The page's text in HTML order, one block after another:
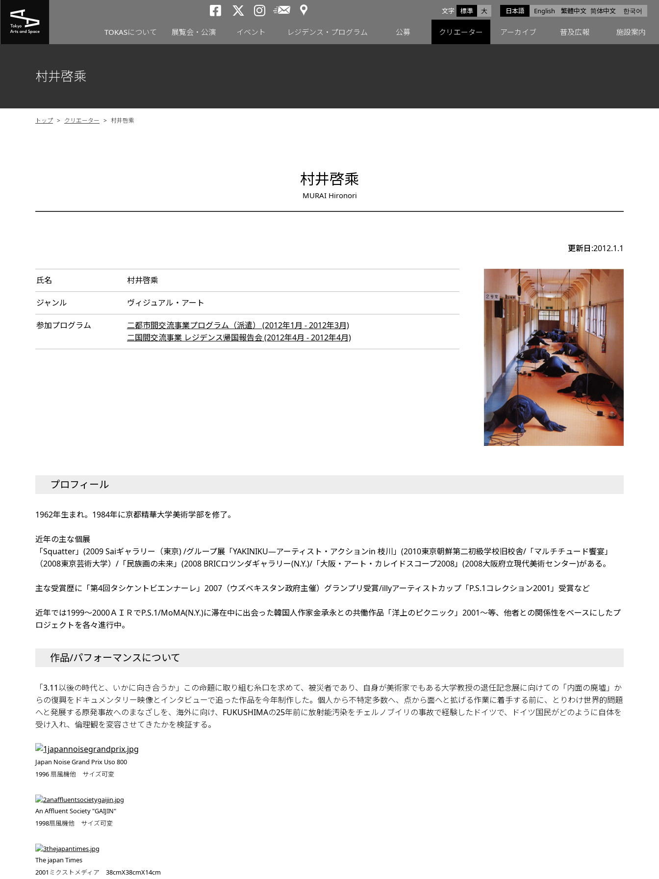
日本語 English 繁體中文 简体中文 한국어
文字サイズ
標準 大
トーキョーアーツアンドスペースfacebook
トーキョーアーツアンドスペースX
トーキョーアーツアンドスペースInstagram
メールニュース
アクセス
TOKASについて 展覧会・公演 イベント レジデンス・プログラム 公募 クリエーター アーカイブ 普及広報 施設案内
村井啓乘
トップ > クリエーター > 村井啓乘
村井啓乘
MURAI Hironori
更新日:2012.1.1
氏名 村井啓乘
ジャンル ヴィジュアル・アート
参加プログラム
二都市間交流事業プログラム（派遣） (2012年1月 - 2012年3月)
二国間交流事業 レジデンス帰国報告会 (2012年4月 - 2012年4月)
プロフィール
1962年生まれ。1984年に京都精華大学美術学部を修了。
近年の主な個展
「Squatter」(2009 Saiギャラリー（東京) /グループ展「YAKINIKU―アーティスト・アクションin 枝川」(2010東京朝鮮第二初級学校旧校舎/「マルチチュード饗宴」
（2008東京芸術大学）/「民族画の未来」(2008 BRICロツンダギャラリー(N.Y.)/「大阪・アート・カレイドスコープ2008」(2008大阪府立現代美術センター)がある。
主な受賞歴に「第4回タシケントビエンナーレ」2007（ウズベキスタン政府主催）グランプリ受賞/illyアーティストカップ「P.S.1コレクション2001」受賞など
近年では1999～2000ＡＩＲでP.S.1/MoMA(N.Y.)に滞在中に出会った韓国人作家金承永との共働作品「洋上のピクニック」2001～等、他者との関係性をベースにしたプ
ロジェクトを各々進行中。
作品/パフォーマンスについて
「3.11以後の時代と、いかに向き合うか」この命題に取り組む糸口を求めて、被災者であり、自身が美術家でもある大学教授の退任記念展に向けての「内面の廃墟」か
らの復興をドキュメンタリー映像とインタビューで追った作品を今年制作した。個人から不特定多数へ、点から面へと拡げる作業に着手する前に、とりわけ世界的問題
へと発展する原発事故へのまなざしを、海外に向け、FUKUSHIMAの25年前に放射能汚染をチェルノブイリの事故で経験したドイツで、ドイツ国民がどのように自体を
受け入れ、倫理観を変容させてきたかを検証する。
Japan Noise Grand Prix Uso 800
1996 扇風機他 サイズ可変
An Affluent Society "GAIJIN"
1998扇風機他 サイズ可変
The japan Times
2001ミクストメディア 38cmX38cmX14cm